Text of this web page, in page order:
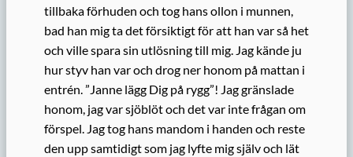
tillbaka förhuden och tog hans ollon i munnen,
bad han mig ta det försiktigt för att han var så het
och ville spara sin utlösning till mig. Jag kände ju
hur styv han var och drog ner honom på mattan i
entrén. ”Janne lägg Dig på rygg”! Jag gränslade
honom, jag var sjöblöt och det var inte frågan om
förspel. Jag tog hans mandom i handen och reste
den upp samtidigt som jag lyfte mig själv och lät